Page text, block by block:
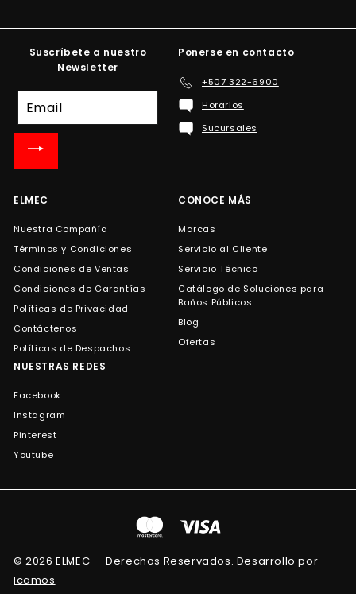
Suscríbete a nuestro
Newsletter
nuestra
lista
Ponerse en contacto
+507 322-6900
Horarios
Sucursales
ELMEC
Nuestra Compañía
Términos y Condiciones
Condiciones de Ventas
Condiciones de Garantías
Políticas de Privacidad
Contáctenos
Políticas de Despachos
CONOCE MÁS
Marcas
Servicio al Cliente
Servicio Técnico
Catálogo de Soluciones para
Baños Públicos
Blog
Ofertas
NUESTRAS REDES
Facebook
Instagram
Pinterest
Youtube
© 2026 ELMEC
Derechos Reservados. Desarrollo por
Icamos